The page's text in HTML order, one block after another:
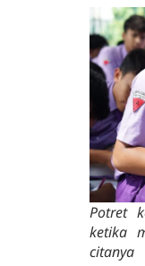
Potret
ketika
citanya